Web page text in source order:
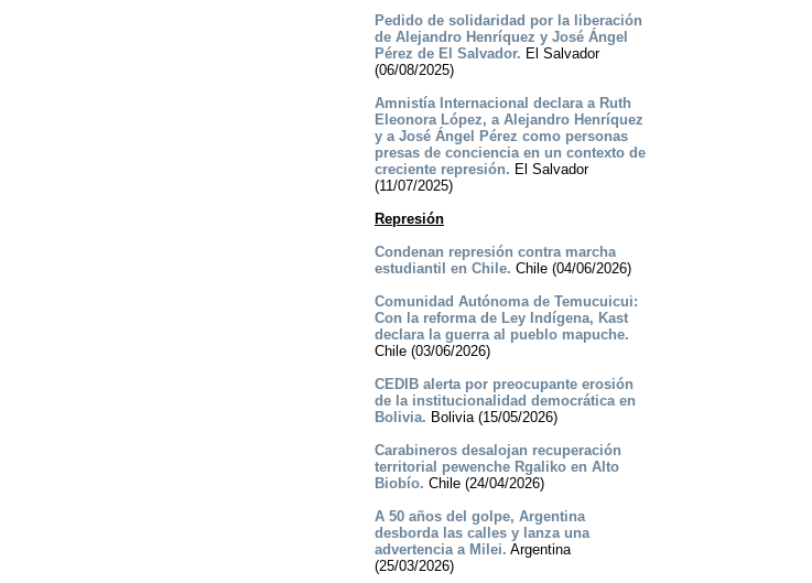
Pedido de solidaridad por la liberación
de Alejandro Henríquez y José Ángel
Pérez de El Salvador. El Salvador
(06/08/2025)
Amnistía Internacional declara a Ruth
Eleonora López, a Alejandro Henríquez
y a José Ángel Pérez como personas
presas de conciencia en un contexto de
creciente represión. El Salvador
(11/07/2025)
Represión
Condenan represión contra marcha
estudiantil en Chile. Chile (04/06/2026)
Comunidad Autónoma de Temucuicui:
Con la reforma de Ley Indígena, Kast
declara la guerra al pueblo mapuche.
Chile (03/06/2026)
CEDIB alerta por preocupante erosión
de la institucionalidad democrática en
Bolivia. Bolivia (15/05/2026)
Carabineros desalojan recuperación
territorial pewenche Rgaliko en Alto
Biobío. Chile (24/04/2026)
A 50 años del golpe, Argentina
desborda las calles y lanza una
advertencia a Milei. Argentina
(25/03/2026)